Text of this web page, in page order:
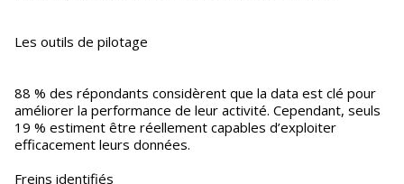
Les outils de pilotage
88 % des répondants considèrent que la data est clé pour
améliorer la performance de leur activité. Cependant, seuls
19 % estiment être réellement capables d’exploiter
efficacement leurs données.
Freins identifiés